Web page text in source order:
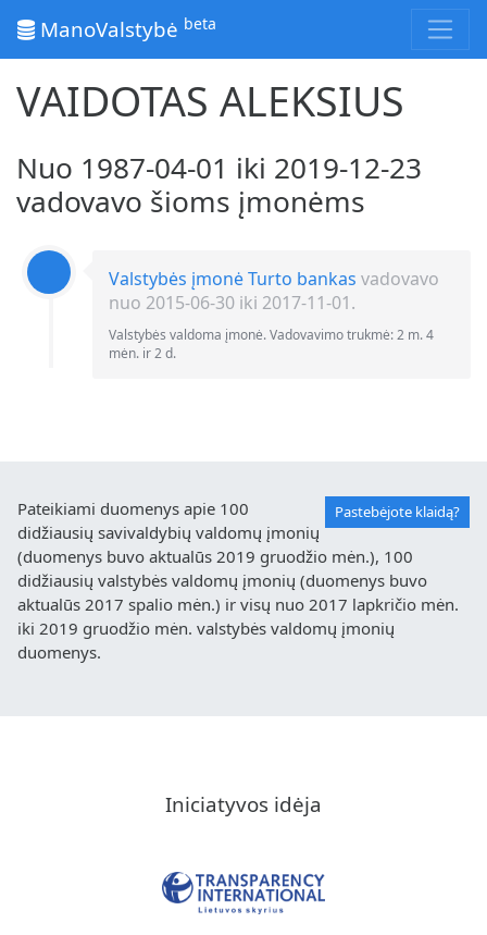
ManoValstybė beta
VAIDOTAS ALEKSIUS
Nuo 1987-04-01 iki 2019-12-23
vadovavo šioms įmonėms
Valstybės įmonė Turto bankas vadovavo
nuo 2015-06-30 iki 2017-11-01.
Valstybės valdoma įmonė. Vadovavimo trukmė: 2 m. 4
mėn. ir 2 d.
Pastebėjote klaidą?
Pateikiami duomenys apie 100
didžiausių savivaldybių valdomų įmonių
(duomenys buvo aktualūs 2019 gruodžio mėn.), 100
didžiausių valstybės valdomų įmonių (duomenys buvo
aktualūs 2017 spalio mėn.) ir visų nuo 2017 lapkričio mėn.
iki 2019 gruodžio mėn. valstybės valdomų įmonių
duomenys.
Iniciatyvos idėja